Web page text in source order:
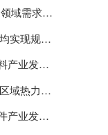
【组图】
【组图】
资机会前瞻
力地图
资机会前瞻